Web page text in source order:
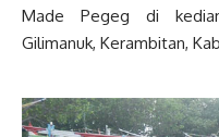
Made Pegeg di
Gilimanuk, Kerambitan,